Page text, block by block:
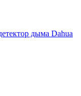
дыма Dahua